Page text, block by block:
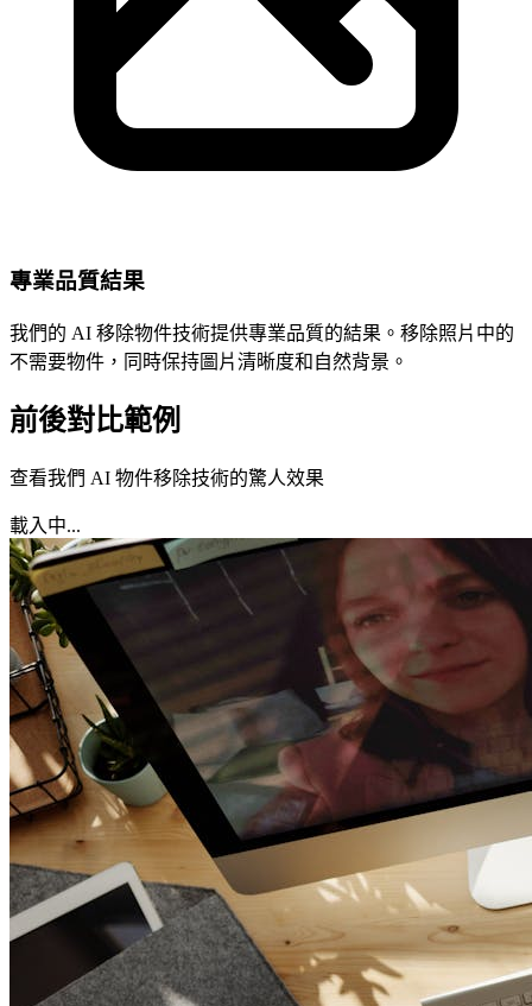
專業品質結果
我們的 AI 移除物件技術提供專業品質的結果。移除照片中的
不需要物件，同時保持圖片清晰度和自然背景。
前後對比範例
查看我們 AI 物件移除技術的驚人效果
載入中...